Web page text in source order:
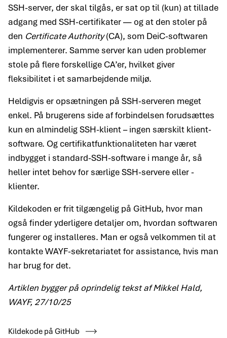
SSH-server, der skal tilgås, er sat op til (kun) at tillade
adgang med SSH-certifikater — og at den stoler på
den Certificate Authority(CA), som DeiC-softwaren
implementerer. Samme server kan uden problemer
stole på flere forskellige CA’er, hvilket giver
fleksibilitet i et samarbejdende miljø.
Heldigvis er opsætningen på SSH-serveren meget
enkel. På brugerens side af forbindelsen forudsættes
kun en almindelig SSH-klient – ingen særskilt klient­
software. Og certifikat­funktionaliteten har været
indbygget i standard-SSH-software i mange år, så
heller intet behov for særlige SSH-servere eller -
klienter.
Kilde­koden er frit tilgængelig på GitHub, hvor man
også finder yderligere detaljer om, hvordan softwaren
fungerer og installeres. Man er også velkommen til at
kontakte WAYF-sekretariatet for assistance, hvis man
har brug for det.
Artiklen bygger på oprindelig tekst af Mikkel Hald,
WAYF, 27/10/25
Kildekode på GitHub